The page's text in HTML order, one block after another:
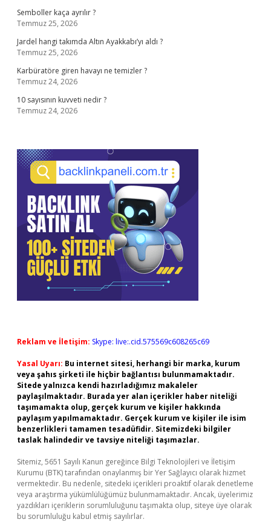
Semboller kaça ayrılır ?
Temmuz 25, 2026
Jardel hangi takımda Altın Ayakkabı’yı aldı ?
Temmuz 25, 2026
Karbüratöre giren havayı ne temizler ?
Temmuz 24, 2026
10 sayısının kuvveti nedir ?
Temmuz 24, 2026
Reklam ve İletişim: Skype: live:.cid.575569c608265c69
Yasal Uyarı: Bu internet sitesi, herhangi bir marka, kurum
veya şahıs şirketi ile hiçbir bağlantısı bulunmamaktadır.
Sitede yalnızca kendi hazırladığımız makaleler
paylaşılmaktadır. Burada yer alan içerikler haber niteliği
taşımamakta olup, gerçek kurum ve kişiler hakkında
paylaşım yapılmamaktadır. Gerçek kurum ve kişiler ile isim
benzerlikleri tamamen tesadüfidir. Sitemizdeki bilgiler
taslak halindedir ve tavsiye niteliği taşımazlar.
Sitemiz, 5651 Sayılı Kanun gereğince Bilgi Teknolojileri ve İletişim
Kurumu (BTK) tarafından onaylanmış bir Yer Sağlayıcı olarak hizmet
vermektedir. Bu nedenle, sitedeki içerikleri proaktif olarak denetleme
veya araştırma yükümlülüğümüz bulunmamaktadır. Ancak, üyelerimiz
yazdıkları içeriklerin sorumluluğunu taşımakta olup, siteye üye olarak
bu sorumluluğu kabul etmiş sayılırlar.